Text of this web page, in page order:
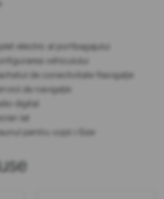
electric al portbagajului
vehiculului
de conectivitate Navigație
de navigație
digital
lat
pentru copii i-Size